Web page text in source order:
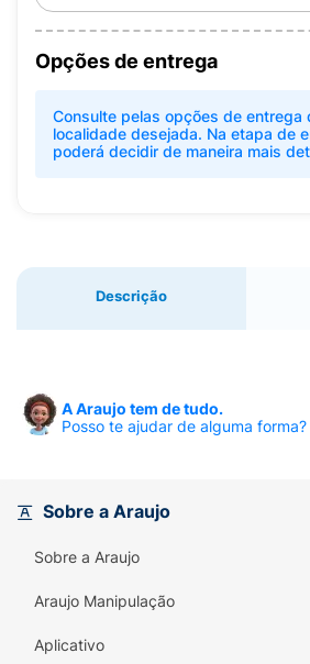
Opções de entrega
Consulte pelas opções de entrega
localidade desejada. Na etapa de
poderá decidir de maneira mais
Descrição
A Araujo tem de tudo.
Posso te ajudar de alguma forma?
Sobre a Araujo
Sobre a Araujo
Araujo Manipulação
Aplicativo